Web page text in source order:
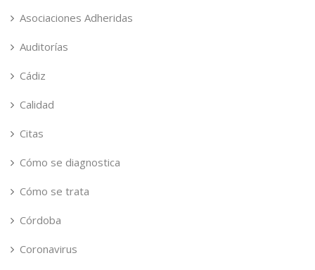
Asociaciones Adheridas
Auditorías
Cádiz
Calidad
Citas
Cómo se diagnostica
Cómo se trata
Córdoba
Coronavirus